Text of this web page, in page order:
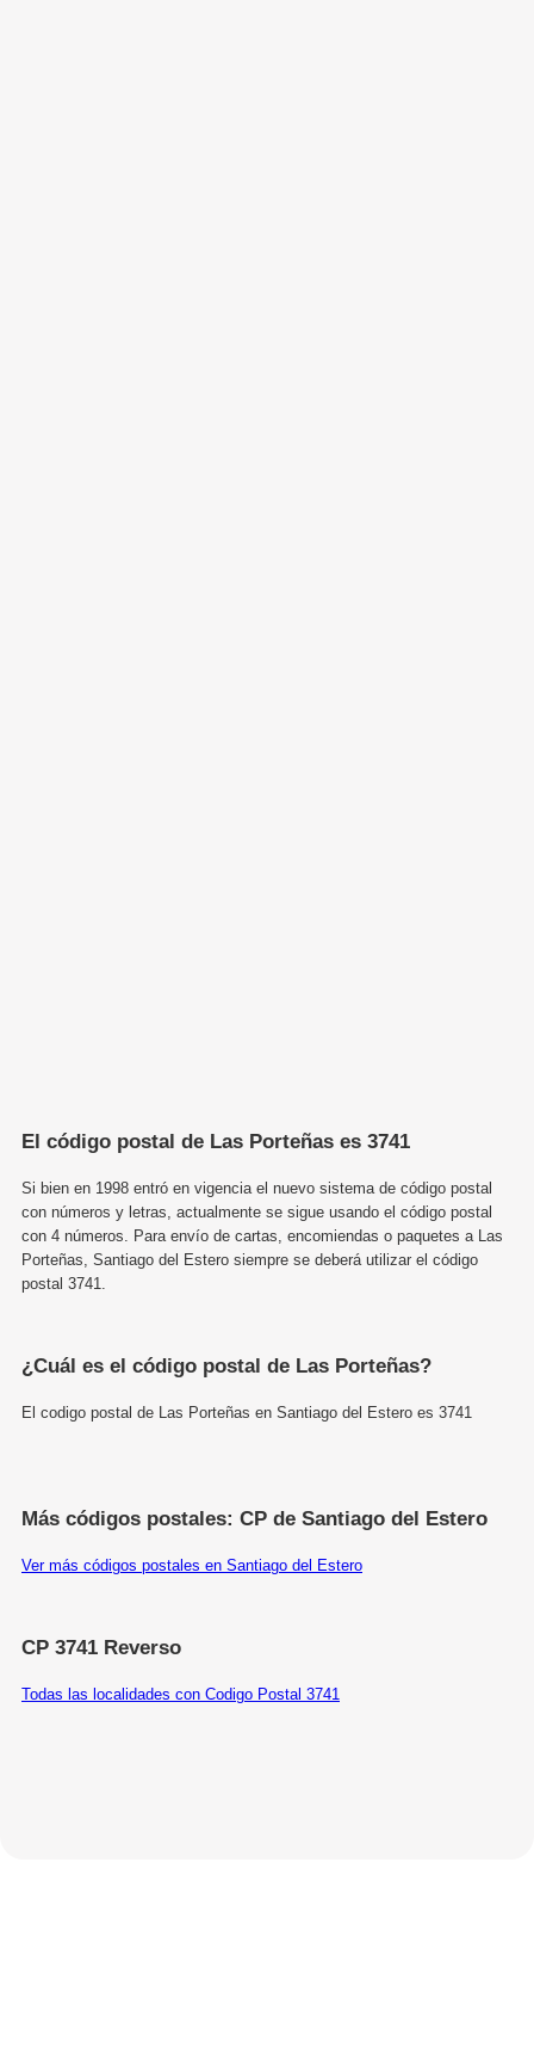
El código postal de Las Porteñas es 3741
Si bien en 1998 entró en vigencia el nuevo sistema de código postal
con números y letras, actualmente se sigue usando el código postal
con 4 números. Para envío de cartas, encomiendas o paquetes a Las
Porteñas, Santiago del Estero siempre se deberá utilizar el código
postal 3741.
¿Cuál es el código postal de Las Porteñas?
El codigo postal de Las Porteñas en Santiago del Estero es 3741
Más códigos postales: CP de Santiago del Estero
Ver más códigos postales en Santiago del Estero
CP 3741 Reverso
Todas las localidades con Codigo Postal 3741